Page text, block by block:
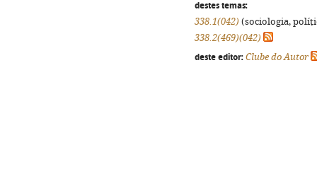
destes temas:
338.1(042) (sociologia,
338.2(469)(042)
deste editor: Clube do Autor